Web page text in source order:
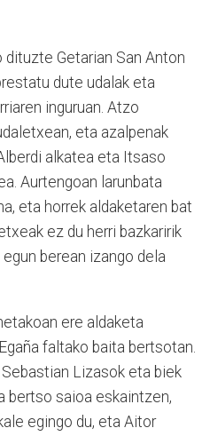
Getarian San Anton
dute udalak eta
inguruan. Atzo
eta azalpenak
alkatea eta Itsaso
Aurtengoan larunbata
eta horrek aldaketaren bat
ez du herri bazkaririk
berean izango dela
ere aldaketa
faltako baita bertsotan.
Lizasok eta biek
bertso saioa eskaintzen,
egingo du, eta Aitor